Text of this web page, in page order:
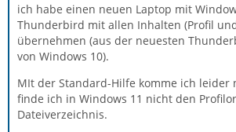
ich habe einen neuen Laptop mit
Thunderbird mit allen Inhalten (Profil
übernehmen (aus der neuesten
von Windows 10).
MIt der Standard-Hilfe komme ich leider
finde ich in Windows 11 nicht den
Dateiverzeichnis.